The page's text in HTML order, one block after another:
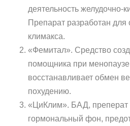
деятельность желудочно-
Препарат разработан для
климакса.
«Фемитал». Средство
помощника при
восстанавливает обмен
похудению.
«ЦиКлим». БАД, преперат
гормональный фон,